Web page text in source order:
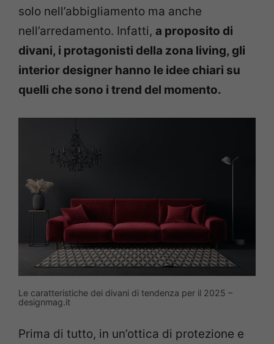
solo nell’abbigliamento ma anche
nell’arredamento. Infatti, a proposito di
divani, i protagonisti della zona living, gli
interior designer hanno le idee chiari su
quelli che sono i trend del momento.
Le caratteristiche dei divani di tendenza per il 2025 –
designmag.it
Prima di tutto, in un’ottica di protezione e